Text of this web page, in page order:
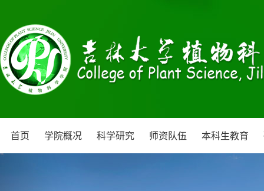
首页 学院概况 科学研究 师资队伍 本科生教育